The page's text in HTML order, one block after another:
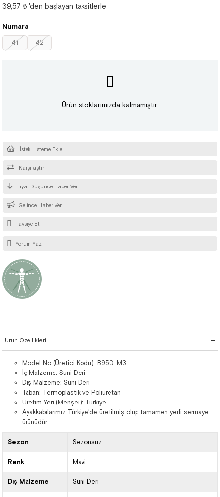
39,57 ₺ 'den başlayan taksitlerle
Numara
41 42
Ürün stoklarımızda kalmamıştır.
İstek Listeme Ekle
Karşılaştır
Fiyat Düşünce Haber Ver
Gelince Haber Ver
Tavsiye Et
Yorum Yaz
Ürün Özellikleri
Model No (Üretici Kodu): B950-M3
İç Malzeme: Suni Deri
Dış Malzeme: Suni Deri
Taban: Termoplastik ve Poliüretan
Üretim Yeri (Menşei): Türkiye
Ayakkabılarımız Türkiye’de üretilmiş olup tamamen yerli sermaye
ürünüdür.
Sezon Sezonsuz
Renk Mavi
Dış Malzeme Suni Deri